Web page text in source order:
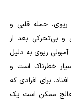
حمله قلبی و
و بی‌تحرکی بعد از
ریوی به دلیل
خطرناک است و
برای افرادی که
ممکن است یک